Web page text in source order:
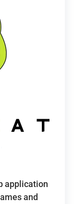
application
and